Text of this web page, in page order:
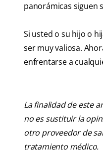
panorámicas siguen
Si usted o su hijo o
ser muy valiosa.
enfrentarse a
La finalidad de este
no es sustituir la
otro proveedor de
tratamiento médico.